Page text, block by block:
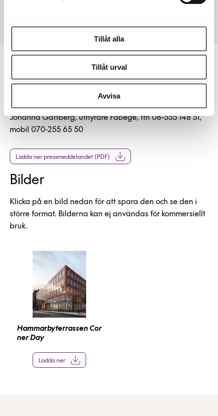
Tillåt alla
Tillåt urval
Avvisa
För ytterligare information
Klaus Hansen Vikström, vVD och chef affärsutveckling,
tel 08-555 148 74, 070-239 34 81
Johanna Gattberg, uthyrare Fabege, tfn 08-555 148 51,
mobil 070-255 65 50
Ladda ner pressmeddelandet (PDF)
Bilder
Klicka på en bild nedan för att spara den och se den i
större format. Bilderna kan ej användas för kommersiellt
bruk.
Hammarbyterrassen Cor
ner Day
Ladda ner